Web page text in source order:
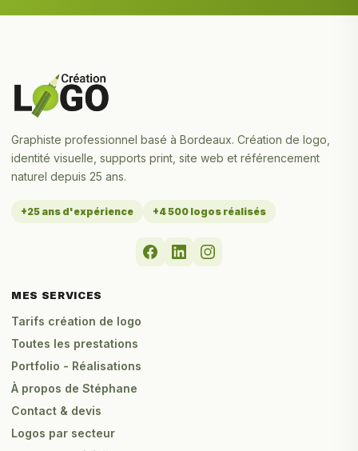
Graphiste professionnel basé à Bordeaux. Création de logo,
identité visuelle, supports print, site web et référencement
naturel depuis 25 ans.
+25 ans d'expérience +4 500 logos réalisés
MES SERVICES
Tarifs création de logo
Toutes les prestations
Portfolio - Réalisations
À propos de Stéphane
Contact & devis
Logos par secteur